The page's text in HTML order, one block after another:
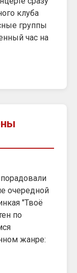
клуба
группы
час на
очередной
"Твоё
по
жанре: